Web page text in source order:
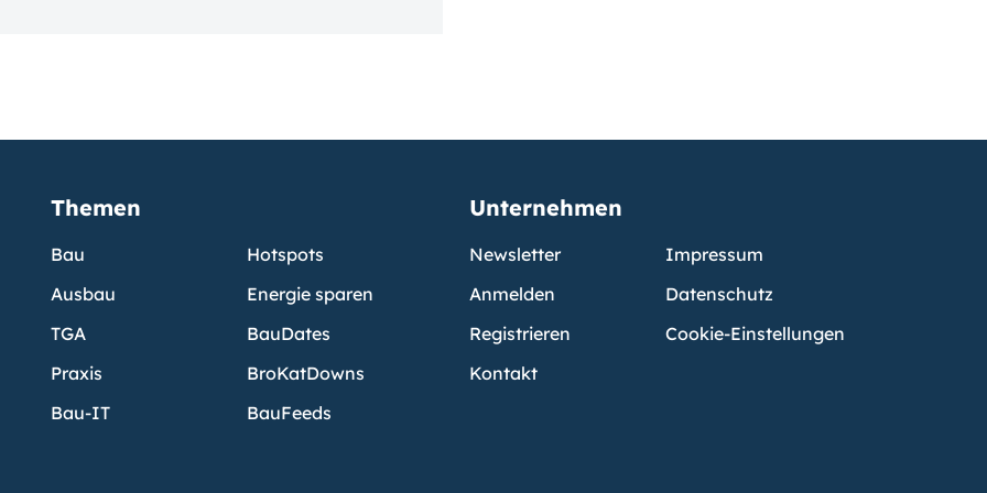
Themen
Bau
Ausbau
TGA
Praxis
Bau-IT
Hotspots
Energie sparen
BauDates
BroKatDowns
BauFeeds
Unternehmen
Newsletter
Anmelden
Registrieren
Kontakt
Impressum
Datenschutz
Cookie-Einstellungen